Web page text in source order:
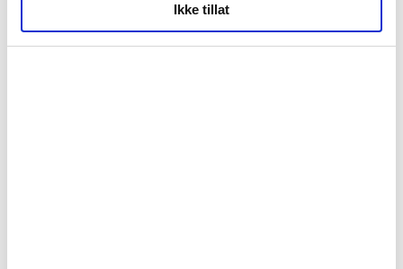
Ikke tillat
Storgata 69, Tromsø